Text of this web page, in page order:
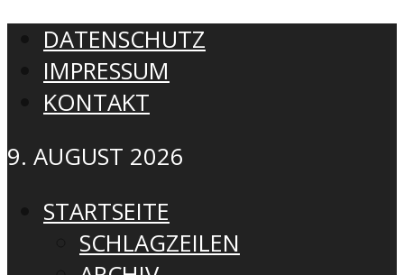
DATENSCHUTZ
IMPRESSUM
KONTAKT
9. AUGUST 2026
STARTSEITE
SCHLAGZEILEN